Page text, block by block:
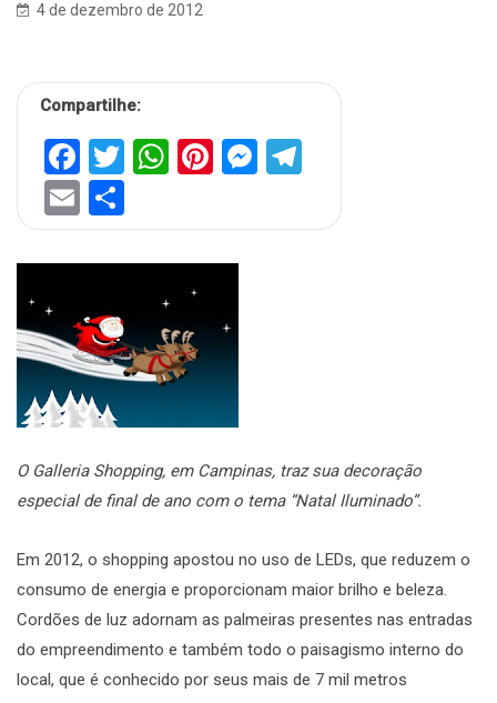
4 de dezembro de 2012
Compartilhe:
Facebook
Twitter
WhatsApp
Pinterest
Messenger
Email
O Galleria Shopping, em Campinas, traz sua decoração
especial de final de ano com o tema “Natal Iluminado”.
Em 2012, o shopping apostou no uso de LEDs, que reduzem o
consumo de energia e proporcionam maior brilho e beleza.
Cordões de luz adornam as palmeiras presentes nas entradas
do empreendimento e também todo o paisagismo interno do
local, que é conhecido por seus mais de 7 mil metros